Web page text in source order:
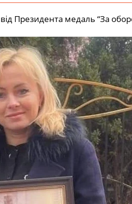
Президента медаль “За